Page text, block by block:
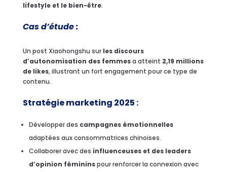
lifestyle et le bien-être.
Cas d’étude :
Un post Xiaohongshu sur les discours
d’autonomisation des femmesa atteint 2,19 millions
de likes, illustrant un fort engagement pour ce type de
contenu.
Stratégie marketing 2025 :
Développer des campagnes émotionnelles
adaptées aux consommatrices chinoises.
Collaborer avec des influenceuses et des leaders
d’opinion fémininspour renforcer la connexion avec